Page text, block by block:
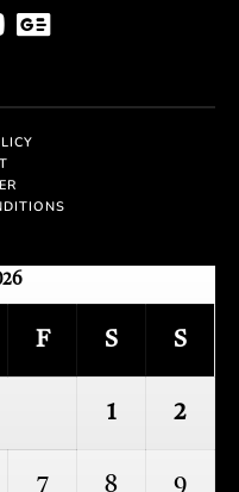
F S S
1 2
7 8 9